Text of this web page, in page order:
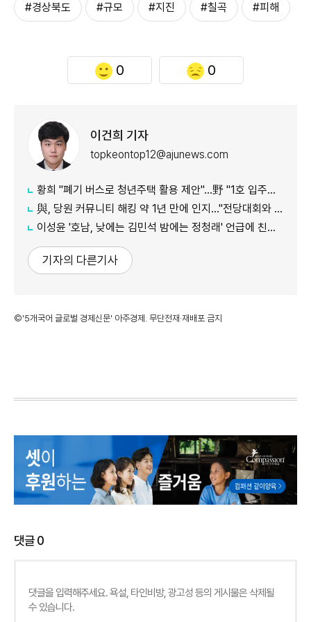
#경상북도 #규모 #지진 #칠곡 #피해
0 0
이건희 기자
topkeontop12@ajunews.com
황희 "폐기 버스로 청년주택 활용 제안"…野 "1호 입주하라"
與, 당원 커뮤니티 해킹 약 1년 만에 인지…"전당대회와 무관"
이성윤 '호남, 낮에는 김민석 밤에는 정청래' 언급에 친명계 반발…"한심한 수준"
기자의 다른기사
©'5개국어 글로벌 경제신문' 아주경제. 무단전재·재배포 금지
댓글0